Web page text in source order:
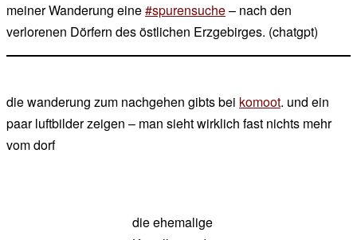
meiner Wanderung eine#spurensuche– nach den
verlorenen Dörfern des östlichen Erzgebirges. (chatgpt)
die wanderung zum nachgehen gibts bei komoot. und ein
paar luftbilder zeigen – man sieht wirklich fast nichts mehr
vom dorf
die ehemalige